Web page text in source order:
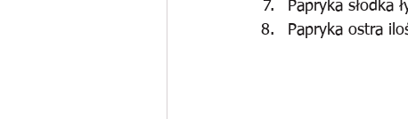
Papryka słodka
Papryka ostra